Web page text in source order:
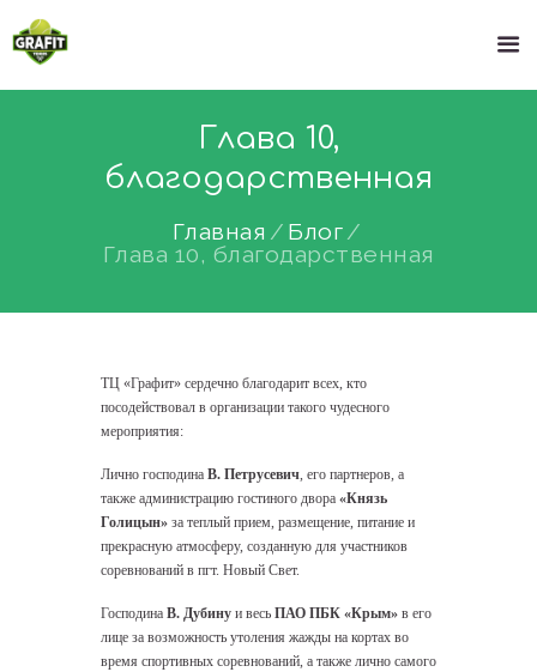
Глава 10,
благодарственная
Главная
Блог
Глава 10, благодарственная
ТЦ «Графит» сердечно благодарит всех, кто
посодействовал в организации такого чудесного
мероприятия:
Лично господина В. Петрусевич, его партнеров, а
также администрацию гостиного двора «Князь
Голицын» за теплый прием, размещение, питание и
прекрасную атмосферу, созданную для участников
соревнований в пгт. Новый Свет.
Господина В. Дубину и весь ПАО ПБК «Крым» в его
лице за возможность утоления жажды на кортах во
время спортивных соревнований, а также лично самого